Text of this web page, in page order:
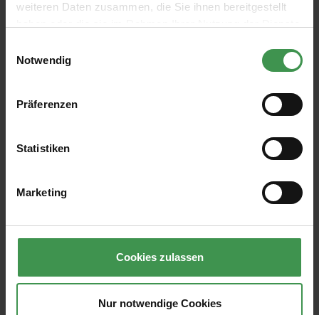
weiteren Daten zusammen, die Sie ihnen bereitgestellt
Notwendig
Präferenzen
Statistiken
Marketing
Cookies zulassen
Nur notwendige Cookies
verpassen Sie keine Neuigkeit oder Aktion.
genommen und die
gelesen und bin mit ihnen
ÜBER UNS